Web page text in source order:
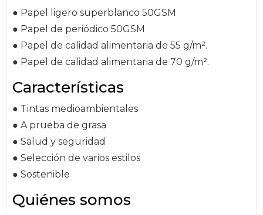
● Papel ligero superblanco 50GSM
● Papel de periódico 50GSM
● Papel de calidad alimentaria de 55 g/m².
● Papel de calidad alimentaria de 70 g/m².
Características
● Tintas medioambientales
● A prueba de grasa
● Salud y seguridad
● Selección de varios estilos
● Sostenible
Quiénes somos